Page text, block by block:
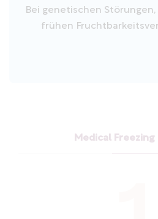
Bei genetischen Störungen,
frühen
Medical